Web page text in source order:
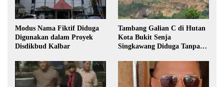
Modus Nama Fiktif Diduga
Digunakan dalam Proyek
Disdikbud Kalbar
Tambang Galian C di Hutan
Kota Bukit Senja
Singkawang Diduga Tanpa